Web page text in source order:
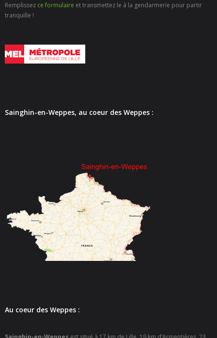
- Mariage ou Pacs
- Culture
- Emploi Insertion Jeunes
- - la Mission Locale Métropole Sud
- - Nord Emploi
- Gestion des déchets
- Locations de salles
- Urbanisme
- CCAS
Remplissez ce formulaire et transmettez le à la gendarmerie pour partir
tranquille !
Sainghin-en-Weppes, au coeur des Weppes :
Au coeur des Weppes :